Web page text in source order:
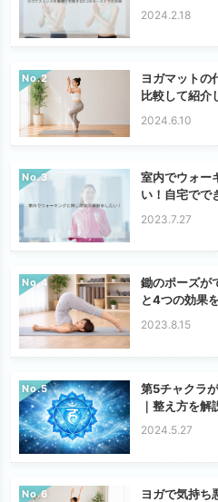
2024.2.18
No.
ヨガマット
比較して紹介
2024.6.10
No.
室内でウォー
い！自宅でで
2023.7.27
No.
鋤のポーズが
と4つの効果
2023.8.15
No.
第5チャクラ
｜整え方を解
2024.5.27
No.
ヨガで気持ち